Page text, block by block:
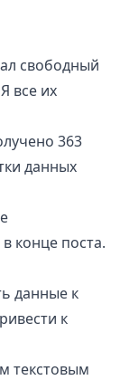
свободный
все их
363
данных
конце поста.
данные к
к
текстовым